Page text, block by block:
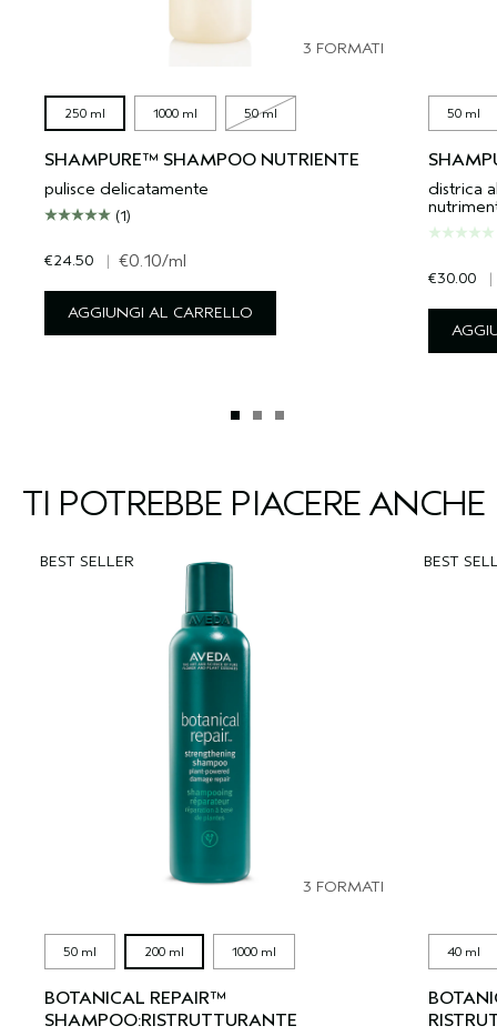
3 FORMATI
250 ml 1000 ml 50 ml
SHAMPURE™ SHAMPOO NUTRIENTE
pulisce delicatamente
(1)
€24.50 | €0.10/ml
AGGIUNGI AL CARRELLO
50 ml
districa
€30.00 |
TI POTREBBE PIACERE ANCHE
BEST SELLER
3 FORMATI
50 ml 200 ml 1000 ml
BOTANICAL REPAIR™
SHAMPOO:RISTRUTTURANTE
BEST
40 ml